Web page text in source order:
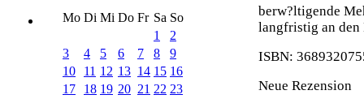
Mo Di Mi Do Fr Sa So
1
2
3
4 5 6 7 8
9
10
11 12 13 14 15 16
17
18 19 20 21 22 23
berw?ltigende
langfristig an den
ISBN:
Neue Rezension